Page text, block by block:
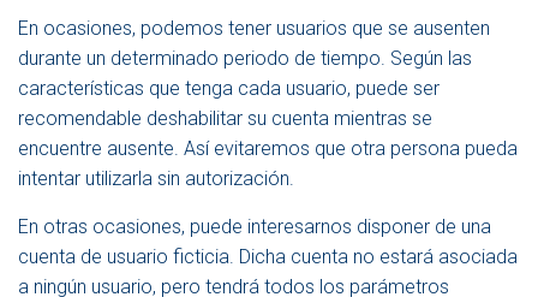
En ocasiones, podemos tener usuarios que se ausenten
durante un determinado periodo de tiempo. Según las
características que tenga cada usuario, puede ser
recomendable deshabilitar su cuenta mientras se
encuentre ausente. Así evitaremos que otra persona pueda
intentar utilizarla sin autorización.
En otras ocasiones, puede interesarnos disponer de una
cuenta de usuario ficticia. Dicha cuenta no estará asociada
a ningún usuario, pero tendrá todos los parámetros